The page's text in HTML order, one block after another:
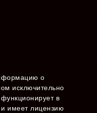
о
исключительно
в
имеет лицензию